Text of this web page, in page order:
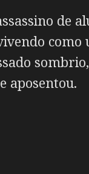
de
aposentou.